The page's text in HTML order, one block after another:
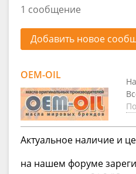
1 сообщение
Добавить новое
OEM-OIL
Актуальное наличие и
на нашем форуме